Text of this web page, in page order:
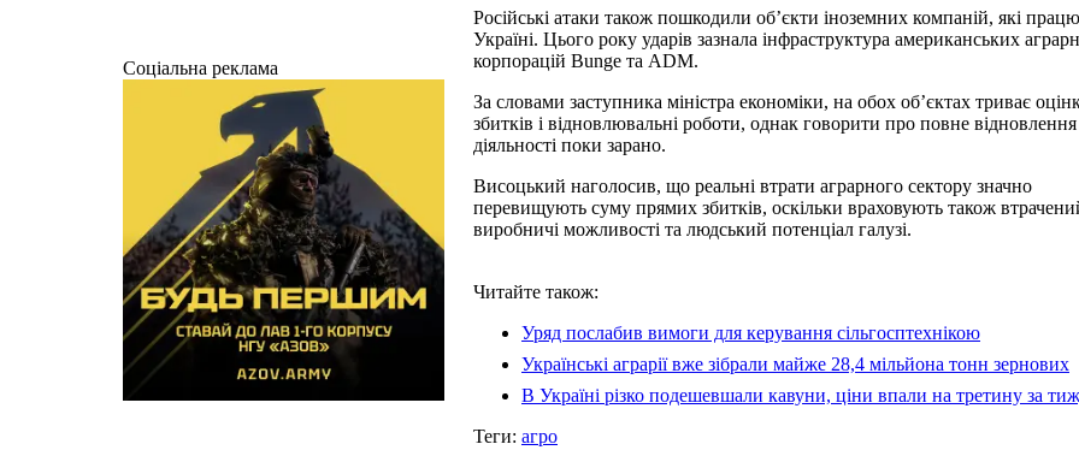
Російські атаки також пошкодили об’єкти іноземних компаній, які
Україні. Цього року ударів зазнала інфраструктура американських
корпорацій Bunge та ADM.
За словами заступника міністра економіки, на обох об’єктах триває
збитків і відновлювальні роботи, однак говорити про повне відновлення
діяльності поки зарано.
Висоцький наголосив, що реальні втрати аграрного сектору значно
перевищують суму прямих збитків, оскільки враховують також
виробничі можливості та людський потенціал галузі.
Читайте також:
Уряд послабив вимоги для керування сільгосптехнікою
Українські аграрії вже зібрали майже 28,4 мільйона тонн зернових
В Україні різко подешевшали кавуни, ціни впали на третину за
Теги: агро
Соціальна реклама